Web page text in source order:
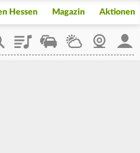
Hessen Magazin Aktionen
PlaylistStaupilotWetterWebcam